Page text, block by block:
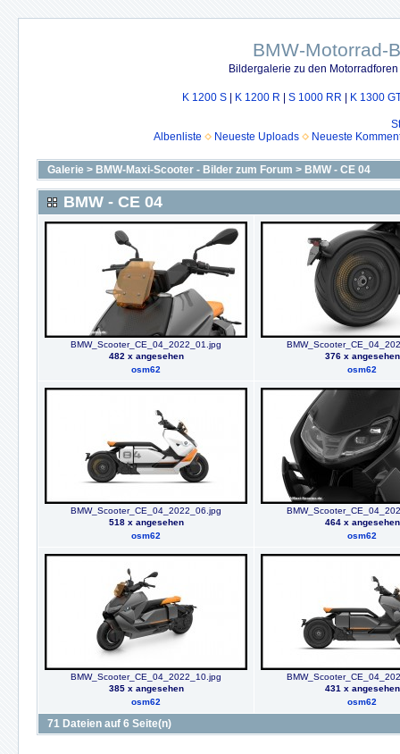
BMW-Motorrad-
Bildergalerie zu den
K 1200 S| K 1200 R S 1000 RR K 1300
Albenliste
Neueste Uploads Neueste
Galerie > BMW-Maxi-Scooter - Bilder zum Forum > BMW - CE 04
BMW - CE 04
BMW_Scooter_CE_04_2022_01.jpg
482 x angesehen
osm62
376 x angesehen
osm62
BMW_Scooter_CE_04_2022_06.jpg
518 x angesehen
osm62
464 x angesehen
osm62
BMW_Scooter_CE_04_2022_10.jpg
385 x angesehen
osm62
431 x angesehen
osm62
71 Dateien auf 6 Seite(n)